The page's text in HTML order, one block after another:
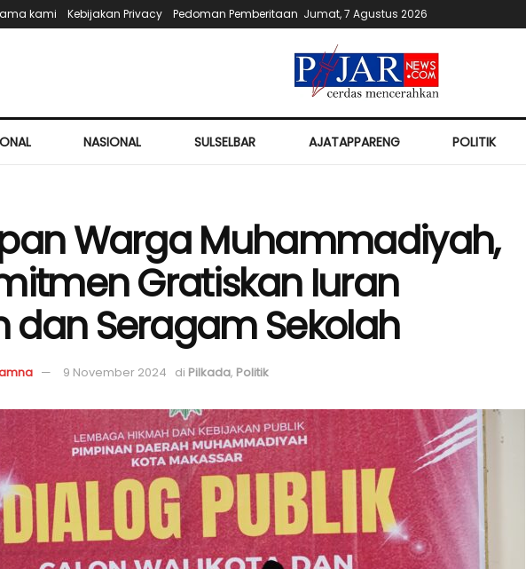
kami Kebijakan Privacy Pedoman Pemberitaan Jumat, 7 Agustus 2026
NASIONAL SULSELBAR AJATAPPARENG POLITIK
Warga Muhammadiyah,
Gratiskan Iuran
dan Seragam Sekolah
9 November 2024 di Pilkada, Politik